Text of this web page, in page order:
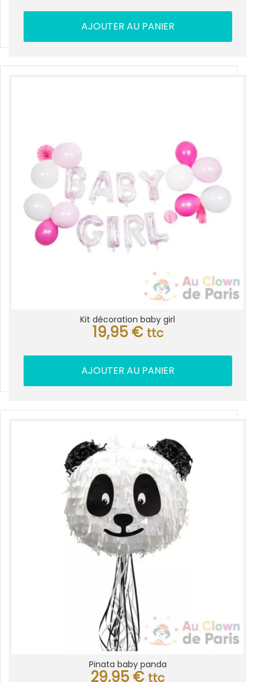
AJOUTER AU PANIER
Kit décoration baby girl
19,95 € ttc
AJOUTER AU PANIER
Pinata baby panda
29,95 € ttc